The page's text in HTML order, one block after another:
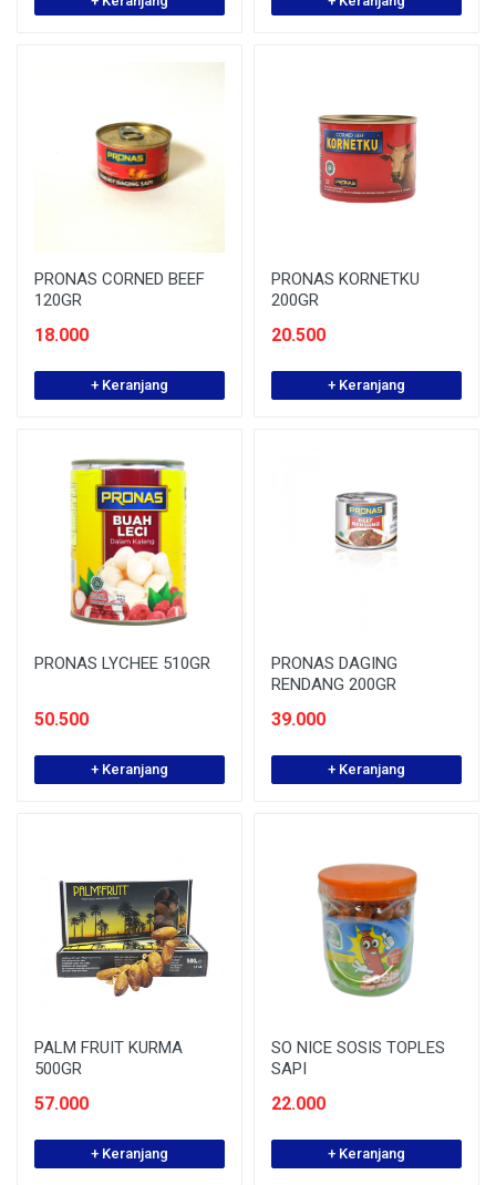
PRONAS CORNED BEEF
120GR
18.000
+ Keranjang
PRONAS KORNETKU
200GR
20.500
+ Keranjang
PRONAS LYCHEE 510GR
50.500
+ Keranjang
PRONAS DAGING
RENDANG 200GR
39.000
+ Keranjang
PALM FRUIT KURMA
500GR
57.000
+ Keranjang
SO NICE SOSIS TOPLES
SAPI
22.000
+ Keranjang